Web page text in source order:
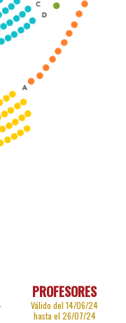
PROFESORES
Válido del 14/06/24
hasta el 26/07/24